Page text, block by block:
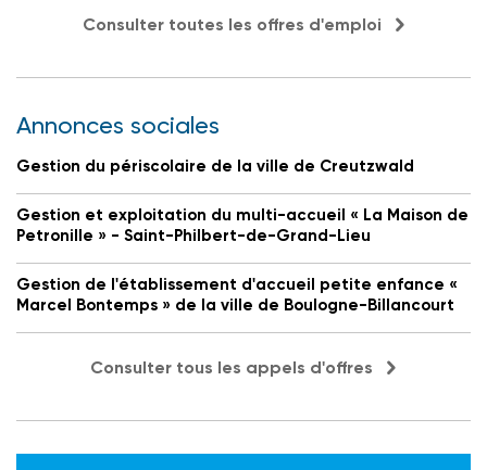
Consulter toutes les offres d'emploi
Annonces sociales
Gestion du périscolaire de la ville de Creutzwald
Gestion et exploitation du multi-accueil « La Maison de
Petronille » - Saint-Philbert-de-Grand-Lieu
Gestion de l'établissement d'accueil petite enfance «
Marcel Bontemps » de la ville de Boulogne-Billancourt
Consulter tous les appels d'offres